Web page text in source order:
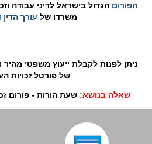
הפורום הגדול בישראל לדיני עבודה
משרדו של עורך הדין
ניתן לפנות לקבלת ייעוץ משפטי
של פורטל זכויות
שאלה בנושא: שעת הורות - פורום